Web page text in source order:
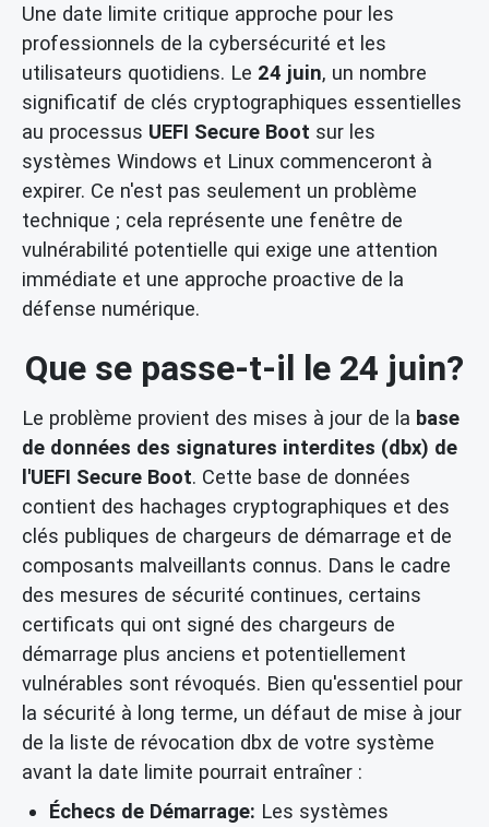
Une date limite critique approche pour les
professionnels de la cybersécurité et les
utilisateurs quotidiens. Le 24 juin, un nombre
significatif de clés cryptographiques essentielles
au processus UEFI Secure Boot sur les
systèmes Windows et Linux commenceront à
expirer. Ce n'est pas seulement un problème
technique ; cela représente une fenêtre de
vulnérabilité potentielle qui exige une attention
immédiate et une approche proactive de la
défense numérique.
Que se passe-t-il le 24 juin?
Le problème provient des mises à jour de la base
de données des signatures interdites (dbx) de
l'UEFI Secure Boot. Cette base de données
contient des hachages cryptographiques et des
clés publiques de chargeurs de démarrage et de
composants malveillants connus. Dans le cadre
des mesures de sécurité continues, certains
certificats qui ont signé des chargeurs de
démarrage plus anciens et potentiellement
vulnérables sont révoqués. Bien qu'essentiel pour
la sécurité à long terme, un défaut de mise à jour
de la liste de révocation dbx de votre système
avant la date limite pourrait entraîner :
Échecs de Démarrage: Les systèmes